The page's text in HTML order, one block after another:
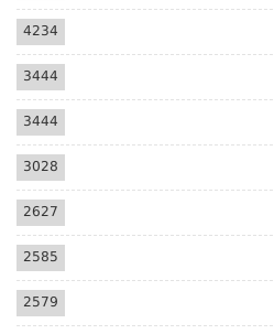
4234
3444
3444
3028
2627
2585
2579